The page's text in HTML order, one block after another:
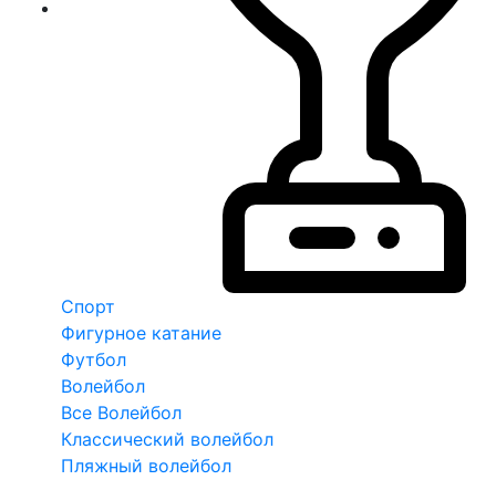
Спорт
Фигурное катание
Футбол
Волейбол
Все Волейбол
Классический волейбол
Пляжный волейбол